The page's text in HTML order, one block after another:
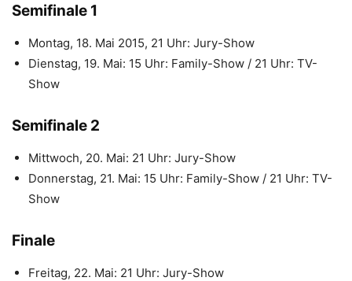
Semifinale 1
Montag, 18. Mai 2015, 21 Uhr: Jury-Show
Dienstag, 19. Mai: 15 Uhr: Family-Show / 21 Uhr: TV-
Show
Semifinale 2
Mittwoch, 20. Mai: 21 Uhr: Jury-Show
Donnerstag, 21. Mai: 15 Uhr: Family-Show / 21 Uhr: TV-
Show
Finale
Freitag, 22. Mai: 21 Uhr: Jury-Show